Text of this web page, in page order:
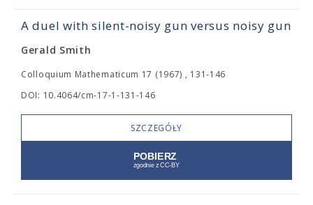
A duel with silent-noisy gun versus noisy gun
Gerald Smith
Colloquium Mathematicum 17 (1967) , 131-146
DOI: 10.4064/cm-17-1-131-146
SZCZEGÓŁY